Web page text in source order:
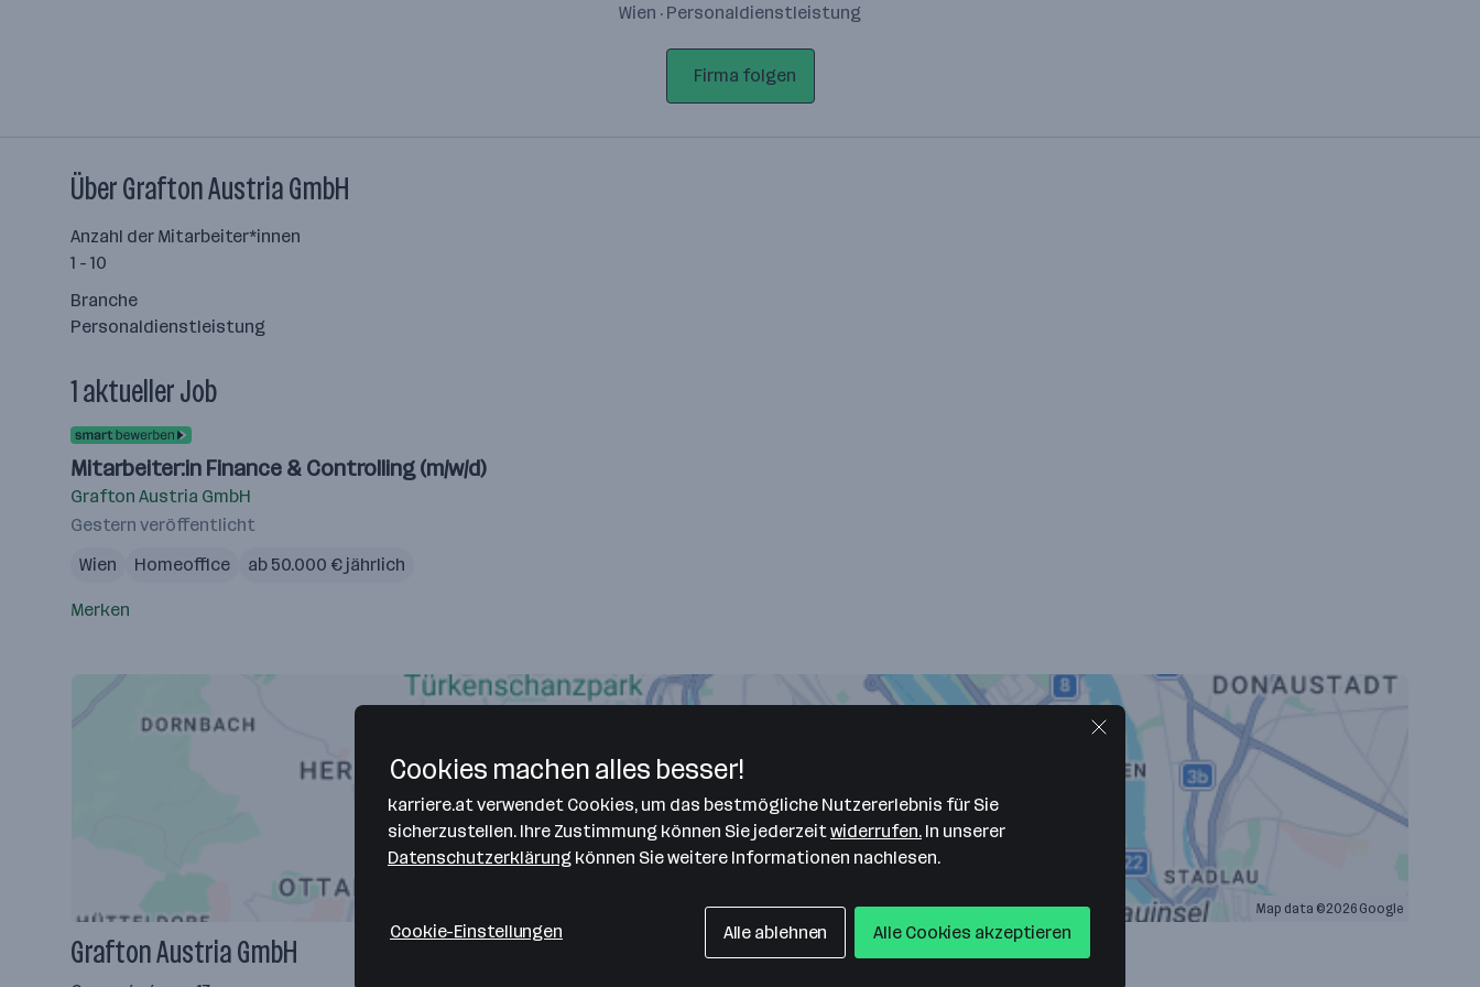
Wien · Personaldienstleistung
Firma folgen
Über Grafton Austria GmbH
Anzahl der Mitarbeiter*innen
1 - 10
Branche
Personaldienstleistung
1 aktueller Job
Mitarbeiter:in Finance & Controlling (m/w/d)
Grafton Austria GmbH
Gestern veröffentlicht
Wien
Homeoffice ab 50.000 € jährlich
Merken
Map data ©2026 Google
Grafton Austria GmbH
Cookies machen alles besser!
karriere.at verwendet Cookies, um das bestmögliche Nutzererlebnis für Sie
sicherzustellen. Ihre Zustimmung können Sie jederzeit widerrufen. In unserer
Datenschutzerklärung können Sie weitere Informationen nachlesen.
Cookie-Einstellungen Alle ablehnen Alle Cookies akzeptieren